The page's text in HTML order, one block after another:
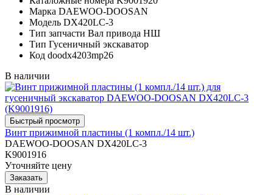
Марка DAEWOO-DOOSAN
Модель DX420LC-3
Тип запчасти Вал привода НШ
Тип Гусеничный экскаватор
Код doodx4203mp26
В наличии
Винт прижимной пластины (1 компл./14 шт.)
DAEWOO-DOOSAN DX420LC-3
K9001916
Уточняйте цену
В наличии